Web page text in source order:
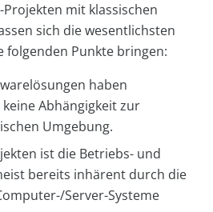
Projekten mit klassischen
sich die wesentlichsten
folgenden Punkte bringen:
haben
Abhängigkeit zur
Umgebung.
ist die Betriebs- und
bereits inhärent durch die
Server-Systeme